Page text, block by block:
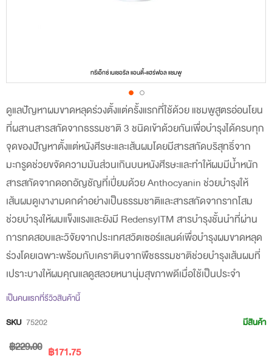
ดูแลปัญหาผมขาดหลุดร่วงตั้งแต่ครั้งแรกที่ใช้ด้วย แชมพูสูตรอ่อนโยน
ที่ผสานสารสกัดจากธรรมชาติ 3 ชนิดเข้าด้วยกันเพื่อบำรุงได้ครบทุก
จุดของปัญหาตั้งแต่หนังศีรษะและเส้นผมโดยมีสารสกัดบริสุทธิ์จาก
มะกรูดช่วยขจัดความมันส่วนเกินบนหนังศีรษะและทำให้ผมมีน้ำหนัก
สารสกัดจากดอกอัญชัญที่เปี่ยมด้วย Anthocyanin ช่วยบำรุงให้
เส้นผมดูเงางามดกดำอย่างเป็นธรรมชาติและสารสกัดจากรากโสม
ช่วยบำรุงให้ผมแข็งแรงและยังมี RedensylTM สารบำรุงชั้นนำที่ผ่าน
การทดสอบและวิจัยจากประเทศสวิตเซอร์แลนด์เพื่อบำรุงผมขาดหลุด
ร่วงโดยเฉพาะพร้อมกับเคราตินจากพืชธรรมชาติช่วยบำรุงเส้นผมที่
เปราะบางให้ผมคุณแลดูสลวยหนานุ่มสุขภาพดีเมื่อใช้เป็นประจำ
เป็นคนแรกที่รีวิวสินค้านี้
มีสินค้า
SKU 75202
฿171.75
฿229.00
ทรีเอ็กซ์ เนเชอรัล แอนตี้-แฮร์ฟอล แชมพู
Skip
to
the
beginning
of
the
images
gallery